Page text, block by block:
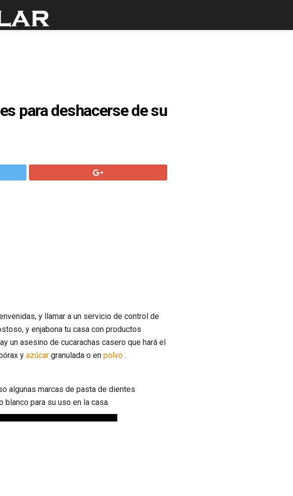
para deshacerse de su
y llamar a un servicio de control de
y enjabona tu casa con productos
un asesino de cucarachas casero que hará el
y azúcar granulada o en polvo .
algunas marcas de pasta de dientes
para su uso en la casa.